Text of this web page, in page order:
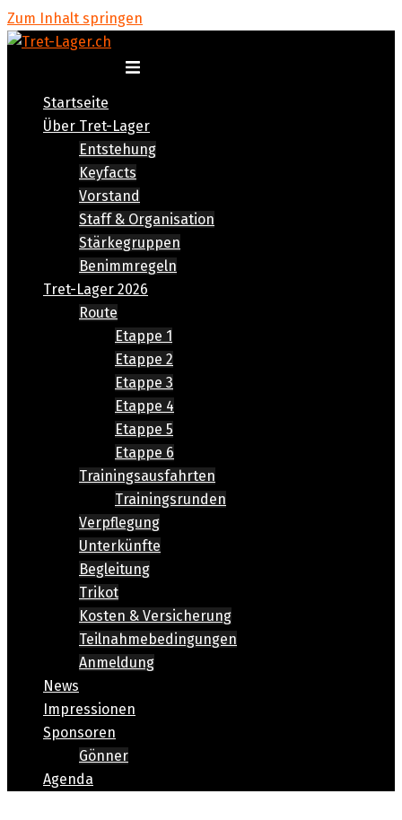
Zum Inhalt springen
Startseite
Über Tret-Lager
Entstehung
Keyfacts
Vorstand
Staff & Organisation
Stärkegruppen
Benimmregeln
Tret-Lager 2026
Route
Etappe 1
Etappe 2
Etappe 3
Etappe 4
Etappe 5
Etappe 6
Trainingsausfahrten
Trainingsrunden
Verpflegung
Unterkünfte
Begleitung
Trikot
Kosten & Versicherung
Teilnahmebedingungen
Anmeldung
News
Impressionen
Sponsoren
Gönner
Agenda